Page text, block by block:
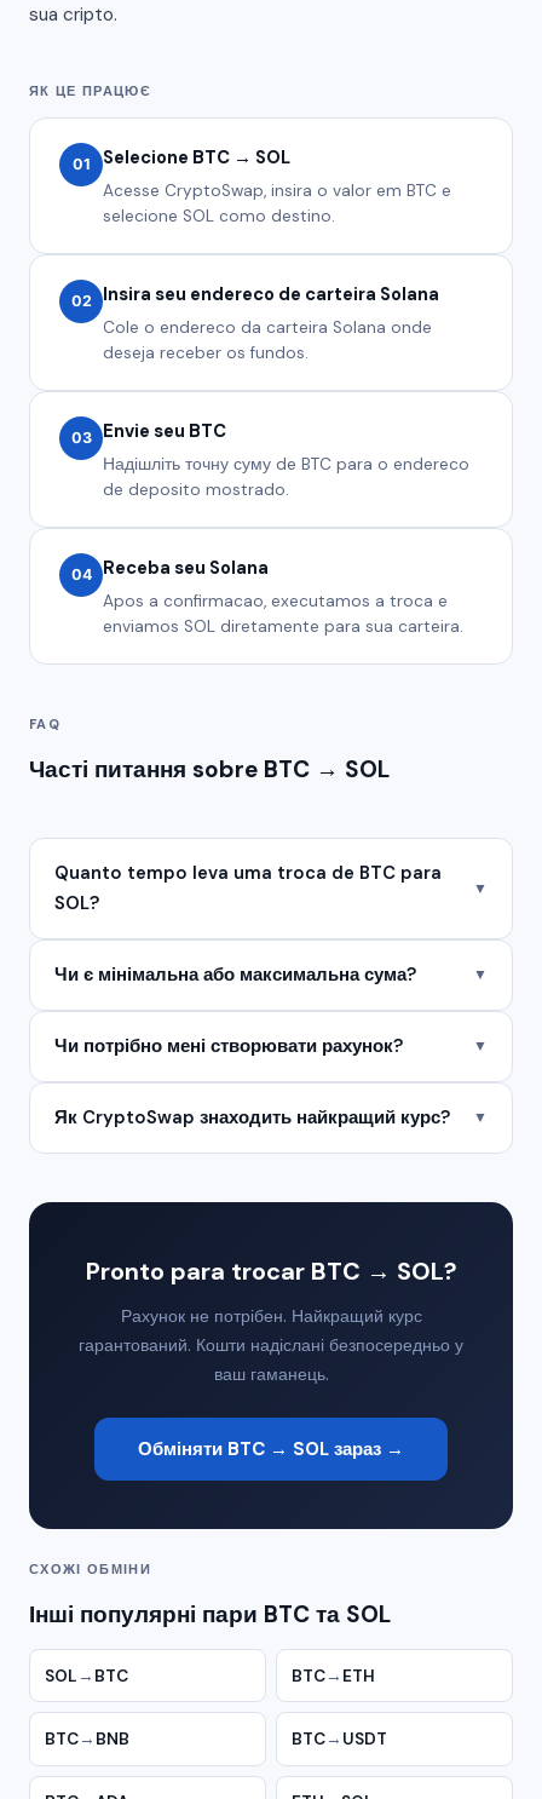
sua cripto.
ЯК ЦЕ ПРАЦЮЄ
01 Selecione BTC → SOL
Acesse CryptoSwap, insira o valor em BTC e
selecione SOL como destino.
02 Insira seu endereco de carteira Solana
Cole o endereco da carteira Solana onde
deseja receber os fundos.
03 Envie seu BTC
Надішліть точну суму de BTC para o endereco
de deposito mostrado.
04 Receba seu Solana
Apos a confirmacao, executamos a troca e
enviamos SOL diretamente para sua carteira.
FAQ
Часті питання sobre BTC → SOL
Quanto tempo leva uma troca de BTC para
SOL?
▼
Чи є мінімальна або максимальна сума? ▼
Чи потрібно мені створювати рахунок? ▼
Як CryptoSwap знаходить найкращий курс? ▼
Pronto para trocar BTC → SOL?
Рахунок не потрібен. Найкращий курс
гарантований. Кошти надіслані безпосередньо у
ваш гаманець.
Обміняти BTC → SOL зараз →
СХОЖІ ОБМІНИ
Інші популярні пари BTC та SOL
SOL → BTC BTC→ ETH
BTC→ BNB BTC→ USDT